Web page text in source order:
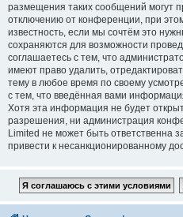
размещения таких сообщений могут
отключению от конференции, при
известность, если мы сочтём это
сохраняются для возможности
соглашаетесь с тем, что
имеют право удалить,
тему в любое время по своему
с тем, что введённая вами
Хотя эта информация не будет
разрешения, ни администрация
Limited не может быть ответственна
привести к несанкционированному